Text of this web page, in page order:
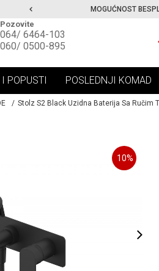
MOGUĆNOST
Pozovite
064/ 6464-103
060/ 0500-895
POPUSTI POSLEDNJI KOMAD
Stolz S2 Black Uzidna Baterija Sa Ručim
10%